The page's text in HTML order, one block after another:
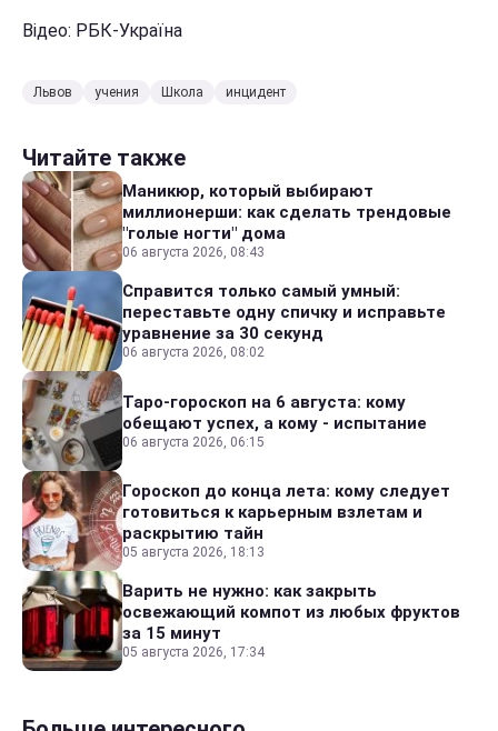
Відео: РБК-Україна
Львов учения Школа инцидент
Читайте также
Маникюр, который выбирают
миллионерши: как сделать трендовые
"голые ногти" дома
06 августа 2026, 08:43
Справится только самый умный:
переставьте одну спичку и исправьте
уравнение за 30 секунд
06 августа 2026, 08:02
Таро-гороскоп на 6 августа: кому
обещают успех, а кому - испытание
06 августа 2026, 06:15
Гороскоп до конца лета: кому следует
готовиться к карьерным взлетам и
раскрытию тайн
05 августа 2026, 18:13
Варить не нужно: как закрыть
освежающий компот из любых фруктов
за 15 минут
05 августа 2026, 17:34